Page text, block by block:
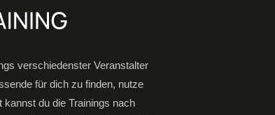
verschiedenster Veranstalter
für dich zu finden, nutze
du die Trainings nach